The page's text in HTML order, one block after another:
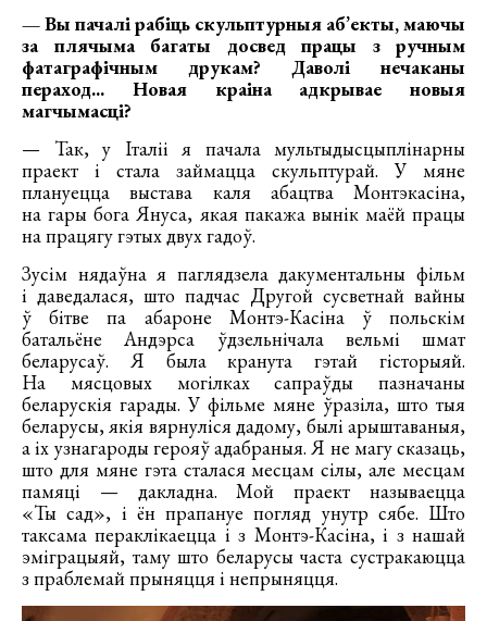
— Вы пачалі рабіць скульптурныя аб’екты, маючы
за плячыма багаты досвед працы з ручным
фатаграфічным друкам? Даволі нечаканы
пераход... Новая краіна адкрывае новыя
магчымасці?
— Так, у Італіі я пачала мультыдысцыплінарны
праект і стала займацца скульптурай. У мяне
плануецца выстава каля абацтва Монтэкасіна,
на гары бога Януса, якая пакажа вынік маёй працы
на працягу гэтых двух гадоў.
Зусім нядаўна я паглядзела дакументальны фільм
і даведалася, што падчас Другой сусветнай вайны
ў бітве па абароне Монтэ-Касіна ў польскім
батальёне Андэрса ўдзельнічала вельмі шмат
беларусаў. Я была кранута гэтай гісторыяй.
На мясцовых могілках сапраўды пазначаны
беларускія гарады. У фільме мяне ўразіла, што тыя
беларусы, якія вярнуліся дадому, былі арыштаваныя,
а іх узнагароды герояў адабраныя. Я не магу сказаць,
што для мяне гэта сталася месцам сілы, але месцам
памяці — дакладна. Мой праект называецца
«Ты сад», і ён прапануе погляд унутр сябе. Што
таксама пераклікаецца і з Монтэ-Касіна, і з нашай
эміграцыяй, таму што беларусы часта сустракаюцца
з праблемай прыняцця і непрыняцця.